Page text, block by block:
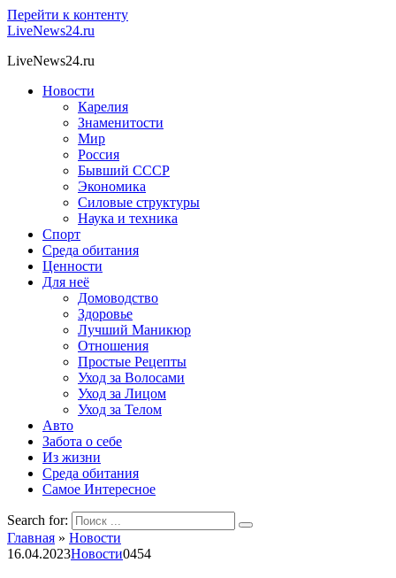
Перейти к контенту
LiveNews24.ru
LiveNews24.ru
Новости
Карелия
Знаменитости
Мир
Россия
Бывший СССР
Экономика
Силовые структуры
Наука и техника
Спорт
Среда обитания
Ценности
Для неё
Домоводство
Здоровье
Лучший Маникюр
Отношения
Простые Рецепты
Уход за Волосами
Уход за Лицом
Уход за Телом
Авто
Забота о себе
Из жизни
Среда обитания
Самое Интересное
Search for:
Главная » Новости
16.04.2023Новости0454